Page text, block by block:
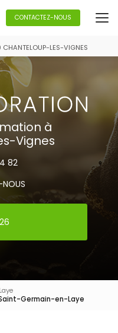
LES-VIGNES
CONTACTEZ-NOUS
à
Vignes
82
Germain-en-Laye